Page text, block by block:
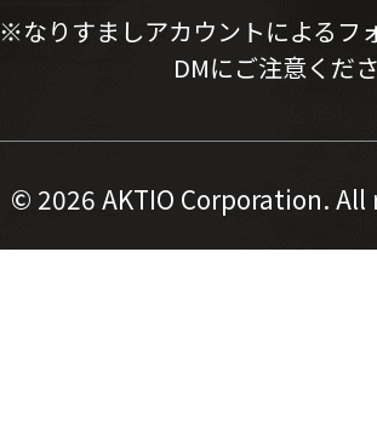
※なりすましアカウントによるフ
DMにご注意くだ
© 2026 AKTIO Corporation.